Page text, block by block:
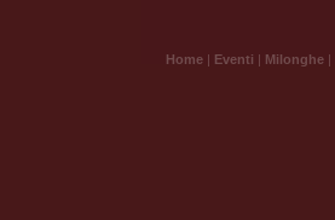
Home | Eventi | Milonghe |